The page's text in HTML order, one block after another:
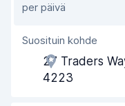
Löytämisen helppous
Toimihenkilön
Noutonopeus
per päivä
Suosituin kohde
27 Traders
4223